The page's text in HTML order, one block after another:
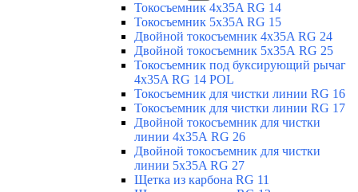
Токосъемник 4x35A RG 14
Токосъемник 5x35A RG 15
Двойной токосъемник 4x35A RG 24
Двойной токосъемник 5х35А RG 25
Токосъемник под буксирующий рычаг
4x35A RG 14 POL
Токосъемник для чистки линии RG 16
Токосъемник для чистки линии RG 17
Двойной токосъемник для чистки
линии 4х35А RG 26
Двойной токосъемник для чистки
линии 5x35A RG 27
Щетка из карбона RG 11